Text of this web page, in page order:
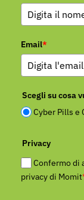
Email*
Scegli su cosa
Cyber Pills e
Privacy
Confermo di
privacy di Momit